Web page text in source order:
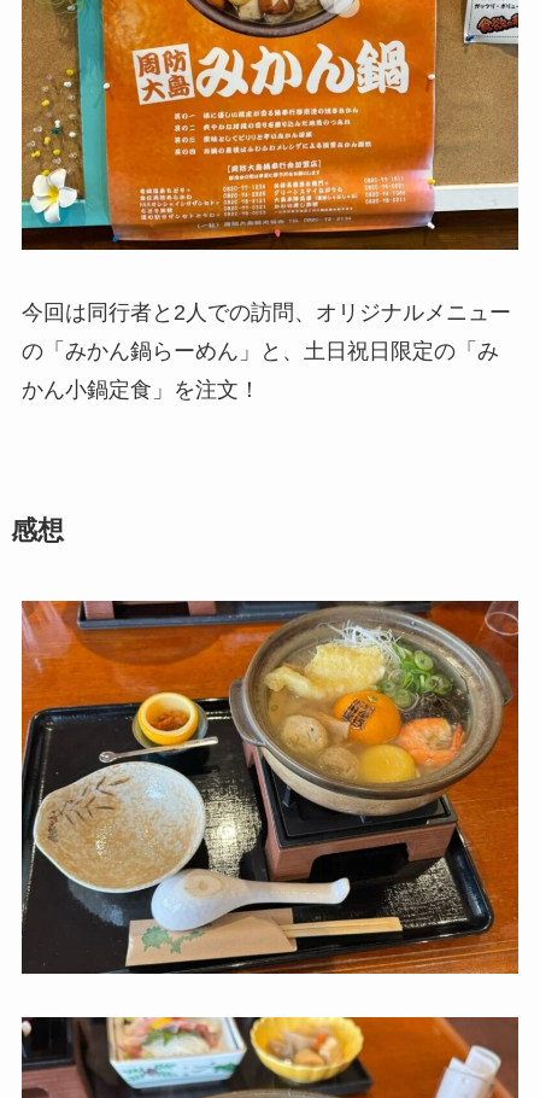
今回は同行者と2人での訪問、オリジナルメニュー
の「みかん鍋らーめん」と、土日祝日限定の「み
かん小鍋定食」を注文！
感想